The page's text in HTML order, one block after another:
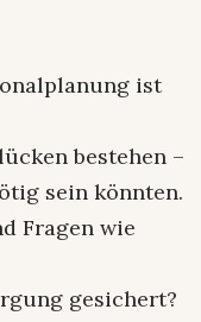
ist
bestehen –
sein könnten.
Fragen wie
gesichert?